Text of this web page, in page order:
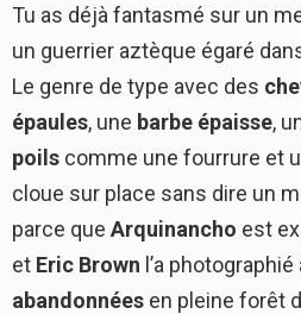
Tu as déjà fantasmé sur un
un guerrier aztèque égaré
Le genre de type avec des
épaules, une barbe épaisse,
poils comme une fourrure et
cloue sur place sans dire un
parce que Arquinancho est
et Eric Brown l’a
abandonnées en pleine forêt